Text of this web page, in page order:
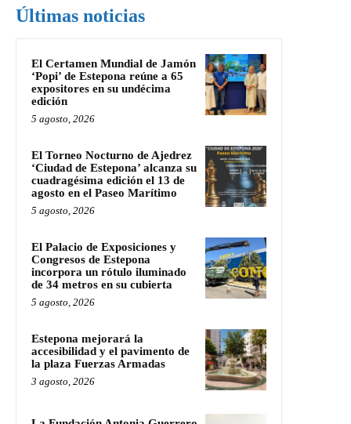
Últimas noticias
El Certamen Mundial de Jamón
‘Popi’ de Estepona reúne a 65
expositores en su undécima
edición
5 agosto, 2026
El Torneo Nocturno de Ajedrez
‘Ciudad de Estepona’ alcanza su
cuadragésima edición el 13 de
agosto en el Paseo Marítimo
5 agosto, 2026
El Palacio de Exposiciones y
Congresos de Estepona
incorpora un rótulo iluminado
de 34 metros en su cubierta
5 agosto, 2026
Estepona mejorará la
accesibilidad y el pavimento de
la plaza Fuerzas Armadas
3 agosto, 2026